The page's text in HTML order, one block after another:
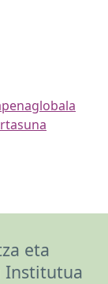
globala
eta
Institutua